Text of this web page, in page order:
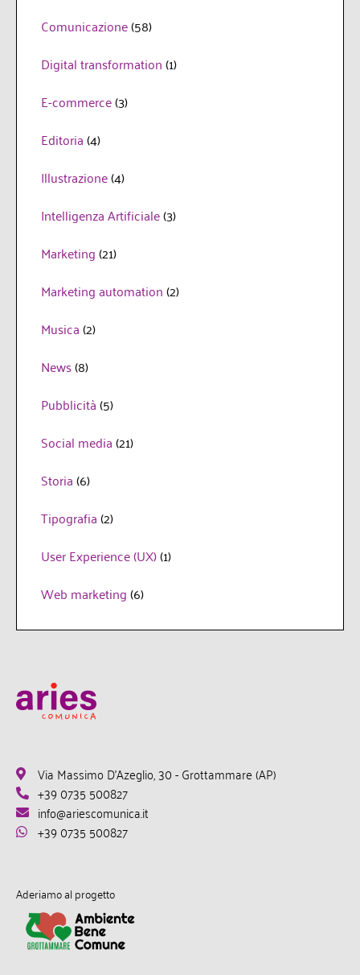
Comunicazione(58)
Digital transformation(1)
E-commerce(3)
Editoria(4)
Illustrazione(4)
Intelligenza Artificiale(3)
Marketing(21)
Marketing automation(2)
Musica(2)
News(8)
Pubblicità(5)
Social media(21)
Storia(6)
Tipografia(2)
User Experience (UX)(1)
Web marketing(6)
Via Massimo D'Azeglio, 30 - Grottammare (AP)
+39 0735 500827
info@ariescomunica.it
+39 0735 500827
Aderiamo al progetto